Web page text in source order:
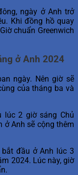
ngày ở Anh trở
Khi đồng hồ quay
chuẩn Greenwich
ở Anh 2024
ngày. Nên giờ sẽ
của tháng ba và
lúc 2 giờ sáng Chủ
ở Anh sẽ cộng thêm
đầu ở Anh lúc 3
2024. Lúc này, giờ